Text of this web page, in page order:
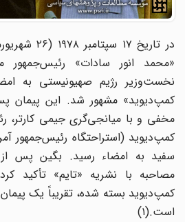
«محمد انور سادات» رئیس‌جمهور
نخست‌وزیر رژیم صهیونیستی به
کمپ‌دیوید» مشهور شد. این پیمان پس
مخفی و با میانجی‌گری جیمی کارتر،
کمپ‌دیوید (استراحتگاه رئیس‌جمهور
سفید به امضاء رسید. بگین پس از
مصاحبه با نشریه «تایم» تأکید کرد
کمپ‌دیوید بسته شده، تقریباً یک
است.(۱)